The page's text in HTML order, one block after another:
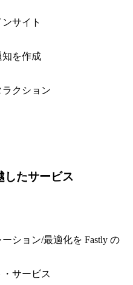
サイト
知を作成
クション
したサービス
ション/最適化を Fastly の
サービス